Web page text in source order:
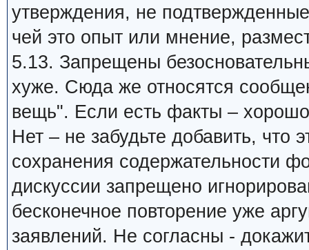
утверждения, не
чей это опыт или мнение,
5.13. Запрещены
хуже. Сюда же относятся
вещь". Если есть факты –
Нет – не забудьте добавить,
сохранения содержательности
дискуссии запрещено
бесконечное повторение уже
заявлений. Не согласны -